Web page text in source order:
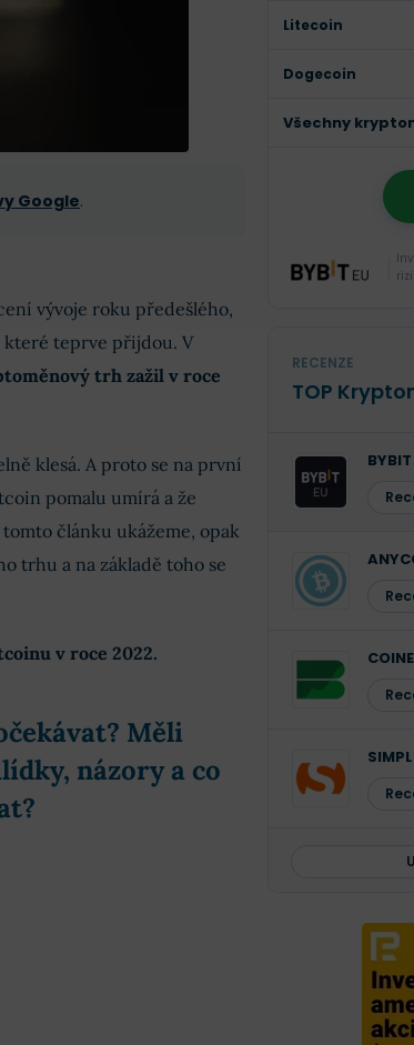
Google.
vývoje roku předešlého,
které teprve přijdou. V
trh zažil v roce
klesá. A proto se na první
pomalu umírá a že
článku ukážeme, opak
trhu a na základě toho se
v roce 2022.
Měli
názory a co
Litecoin
Dogecoin
Všechny
RECENZE
TOP
BYBIT